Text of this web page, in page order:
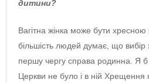
дитини?
Вагітна жінка може бути
більшість людей думає, що вибір
першу чергу справа родинна. Я б
Церкви не було і в ній Хрещення